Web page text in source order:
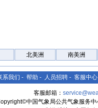
北美洲 南美洲
系我们 - 帮助 - 人员招聘 - 客服中心
客服邮箱：
中国气象局公共气象服务